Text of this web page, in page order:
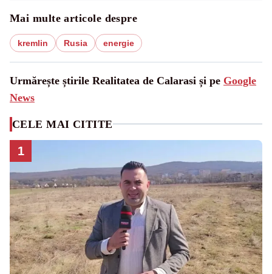
Mai multe articole despre
kremlin Rusia energie
Urmărește știrile Realitatea de Calarasi și pe Google
News
CELE MAI CITITE
1